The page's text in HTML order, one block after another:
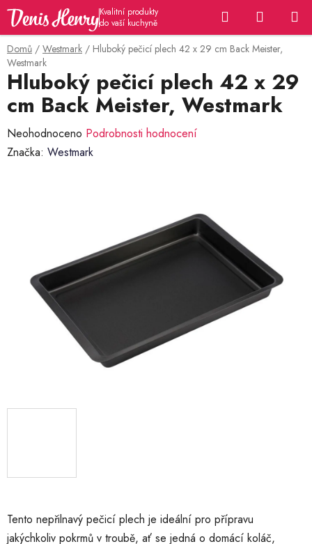
Přejít
obsah
Hledat
KOŠÍK
Domů / Westmark / Hluboký pečicí plech 42 x 29 cm Back Meister,
Westmark
Tento nepřilnavý pečicí plech je ideální pro přípravu
jakýchkoliv pokrmů v troubě, ať se jedná o domácí koláč,
Hluboký pečicí plech 42 x 29
cm Back Meister, Westmark
Průměrné
hodnocení
hvězdiček.
Neohodnoceno Podrobnosti hodnocení
Značka: Westmark